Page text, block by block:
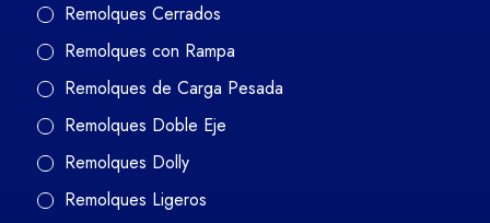
Remolques Cerrados
Remolques con Rampa
Remolques de Carga Pesada
Remolques Doble Eje
Remolques Dolly
Remolques Ligeros